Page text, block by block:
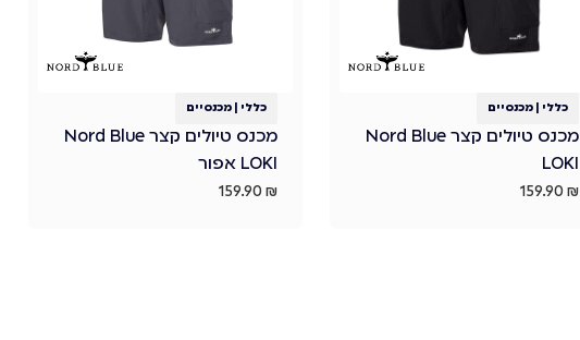
כללי |מכנסיים
מכנס טיולים קצר Nord Blue
LOKI
159.90 ₪
כללי |מכנסיים
מכנס טיולים קצר Nord Blue
LOKI אפור
159.90 ₪